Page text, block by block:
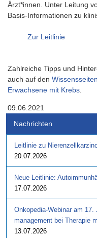
Ärzt*innen. Unter Leitung
Basis-Informationen zu
Zur Leitlinie
Zahlreiche Tipps und
auch auf den Wissensseiten
Erwachsene mit Krebs
09.06.2021
Nachrichten
Leitlinie zu
20.07.2026
Neue Leitlinie:
17.07.2026
Onkopedia-Webinar am
management bei Therapie
13.07.2026